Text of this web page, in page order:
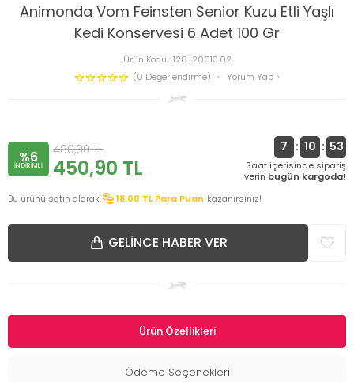
Animonda Vom Feinsten Senior Kuzu Etli Yaşlı
Kedi Konservesi 6 Adet 100 Gr
Ürün Kodu :128-20013.02
(0 Değerlendirme)
Yorum Yap
%6
INDIRIMLI
480,00TL
450,90 TL
7 : 10 : 53
Saat içerisinde sipariş
verin bugün kargoda!
Bu ürünü satın alarak
18.00 TL Para Puan kazanırsınız!
GELINCE HABER VER
Ürün Özellikleri
Ödeme Seçenekleri